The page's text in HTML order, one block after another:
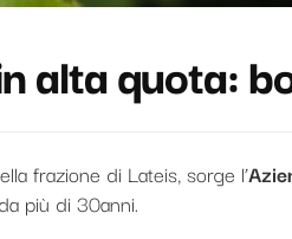
alta quota:
frazione di Lateis, sorge l’
da più di 30anni.